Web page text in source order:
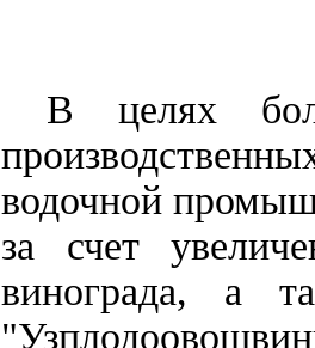
В целях
водочной
за счет
винограда, а